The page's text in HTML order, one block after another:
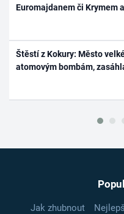
Euromajdanem či Krymem
Štěstí z Kokury: Město
atomovým bombám,
Jak zhubnout